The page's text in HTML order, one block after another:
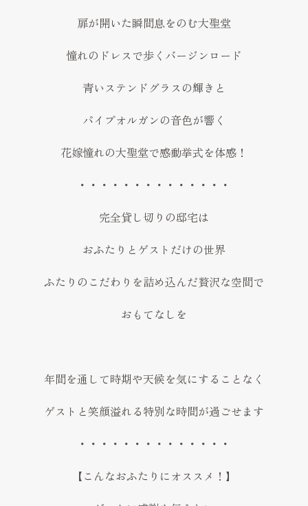
扉が開いた瞬間息をのむ大聖堂
憧れのドレスで歩くバージンロード
青いステンドグラスの輝きと
パイプオルガンの音色が響く
花嫁憧れの大聖堂で感動挙式を体感！
・・・・・・・・・・・・・・
完全貸し切りの邸宅は
おふたりとゲストだけの世界
ふたりのこだわりを詰め込んだ贅沢な空間で
おもてなしを
年間を通して時期や天候を気にすることなく
ゲストと笑顔溢れる特別な時間が過ごせます
・・・・・・・・・・・・・・
【こんなおふたりにオススメ！】